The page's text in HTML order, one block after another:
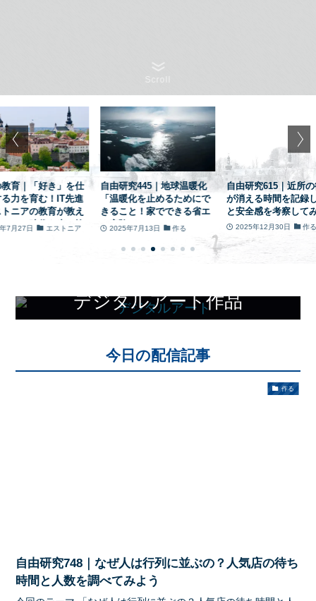
Scroll
育｜「好き」を仕
力を育む！IT先進
ニアの教育が教え
、AI時代を生き抜
7月27日 エストニア
自由研究445｜地球温暖化
「温暖化を止めるためにで
きること！家でできる省エ
ネ実験」
2025年7月13日 作る
自由研究615｜近所
が消える時間を記録
と安全感を考察して
2025年12月30日 作
デジタルアート作品
今日の配信記事
作る
自由研究748｜なぜ人は行列に並ぶの？人気店の待ち
時間と人数を調べてみよう